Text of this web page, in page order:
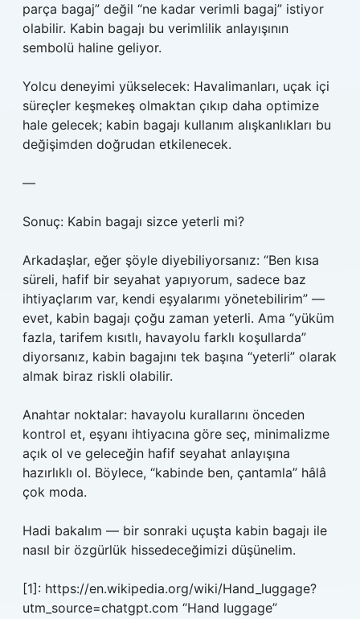
parça bagaj” değil “ne kadar verimli bagaj” istiyor
olabilir. Kabin bagajı bu verimlilik anlayışının
sembolü haline geliyor.
Yolcu deneyimi yükselecek: Havalimanları, uçak içi
süreçler keşmekeş olmaktan çıkıp daha optimize
hale gelecek; kabin bagajı kullanım alışkanlıkları bu
değişimden doğrudan etkilenecek.
—
Sonuç: Kabin bagajı sizce yeterli mi?
Arkadaşlar, eğer şöyle diyebiliyorsanız: “Ben kısa
süreli, hafif bir seyahat yapıyorum, sadece baz
ihtiyaçlarım var, kendi eşyalarımı yönetebilirim” —
evet, kabin bagajı çoğu zaman yeterli. Ama “yüküm
fazla, tarifem kısıtlı, havayolu farklı koşullarda”
diyorsanız, kabin bagajını tek başına “yeterli” olarak
almak biraz riskli olabilir.
Anahtar noktalar: havayolu kurallarını önceden
kontrol et, eşyanı ihtiyacına göre seç, minimalizme
açık ol ve geleceğin hafif seyahat anlayışına
hazırlıklı ol. Böylece, “kabinde ben, çantamla” hâlâ
çok moda.
Hadi bakalım — bir sonraki uçuşta kabin bagajı ile
nasıl bir özgürlük hissedeceğimizi düşünelim.
[1]: https://en.wikipedia.org/wiki/Hand_luggage?
utm_source=chatgpt.com “Hand luggage”